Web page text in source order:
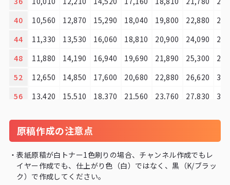
40
10,560 12,870 15,290 18,040 19,800 22,880
44
11,330 13,530 16,060 18,810 20,900 24,090
48
11,880 14,190 16,940 19,690 21,890 25,300
52
12,650 14,850 17,600 20,680 22,880 26,620
56
13,420 15,510 18,370 21,560 23,760 27,830
64
14,630 16,830
68
15,290 17,490 20,790 24,200 26,840 31,570
72
15,950 18,150 21,560 25,190 27,830 32,780
原稿作成の注意点
・表紙原稿が白トナー1色刷りの場合、チャンネル作成でもレ
イヤー作成でも、仕上がり色（白）ではなく、黒（K/ブラッ
ク）で作成してください。